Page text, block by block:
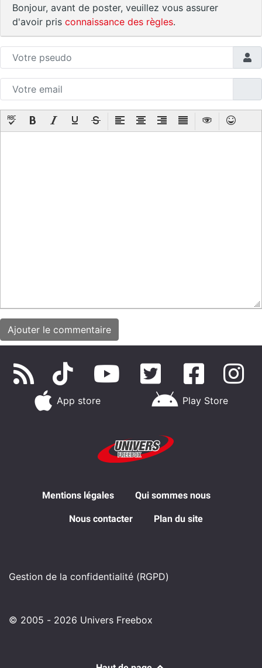
Bonjour, avant de poster, veuillez vous assurer
d'avoir pris connaissance des règles.
App store Play Store
Mentions légales Qui sommes nous
Nous contacter Plan du site
Gestion de la confidentialité (RGPD)
© 2005 - 2026 Univers Freebox